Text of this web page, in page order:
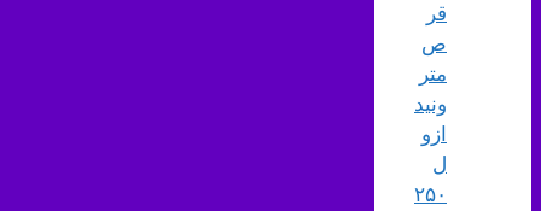
قر
ص
متر
ونید
ازو
ل
۲۵۰